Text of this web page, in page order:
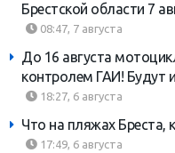
Брестской области 7
08:47, 7 августа
До 16 августа
контролем ГАИ! Будут
18:27, 6 августа
Что на пляжах Бреста,
17:49, 6 августа